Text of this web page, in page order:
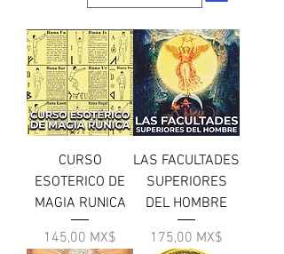
CURSO
ESOTERICO DE
MAGIA RUNICA
Цена
145,00 MX$
LAS FACULTADES
SUPERIORES
DEL HOMBRE
Цена
175,00 MX$